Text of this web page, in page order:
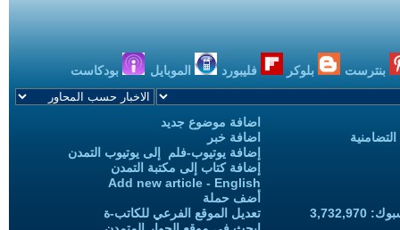
بنترست بلوكر فليبورد الموبايل بودكاست
اضافة موضوع جديد
اضافة خبر
إضافة يوتيوب-فلم إلى يوتيوب التمدن
إضافة كتاب إلى مكتبة التمدن
Add new article - English
أضف حملة
تعديل الموقع الفرعي للكاتب-ة